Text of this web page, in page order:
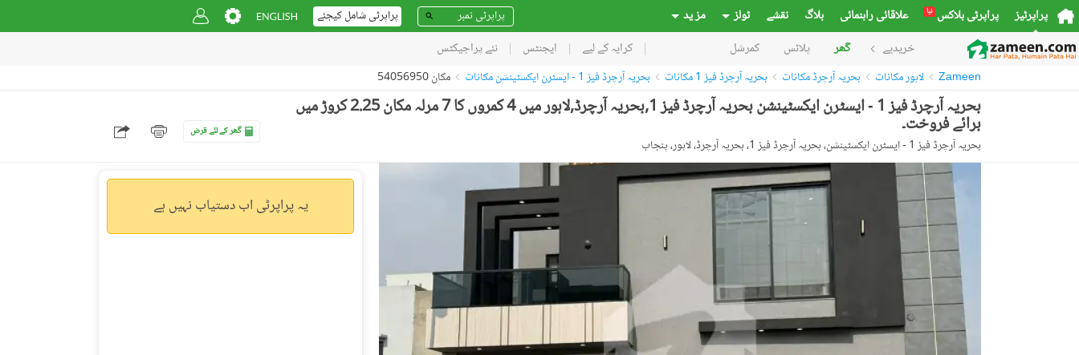
پراپرٹیز پراپرٹی بلاکس نیا علاقائی راہنمائی بلاگ نقشے ٹولز مز ید پراپرٹی شامل کیجئے
خریدیے گھر پلاٹس کمرشل کرایہ کے لیے ایجنٹس نئے پراجیکٹس
Zameen لاہور مکانات بحریہ آرچرڈ مکانات بحریہ آرچرڈ فیز 1 مکانات بحریہ آرچرڈ فیز 1 - ایسٹرن ایکسٹینشن مکانات مکان 54056950
بحریہ آرچرڈ فیز 1 - ایسٹرن ایکسٹینشن بحریہ آرچرڈ فیز 1,بحریہ آرچرڈ,لاہور میں 4 کمروں کا 7 مرلہ مکان 2.25 کروڑ میں
برائے فروخت۔
بحریہ آرچرڈ فیز 1 - ایسٹرن ایکسٹینشن، بحریہ آرچرڈ فیز 1، بحریہ آرچرڈ، لاہور، پنجاب
گھر کے لئے قرض
یہ پراپرٹی اب دستیاب نہیں ہے